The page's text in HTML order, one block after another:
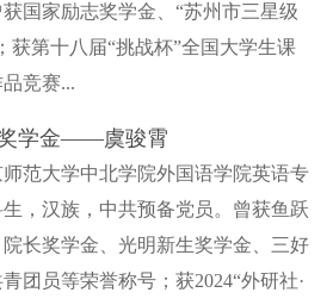
国家励志奖学金、“苏州市三星级
获第十八届“挑战杯”全国大学生课
竞赛...
奖学金——虞骏霄
范大学中北学院外国语学院英语专
生，汉族，中共预备党员。曾获鱼跃
长奖学金、光明新生奖学金、三好
团员等荣誉称号；获2024“外研社·